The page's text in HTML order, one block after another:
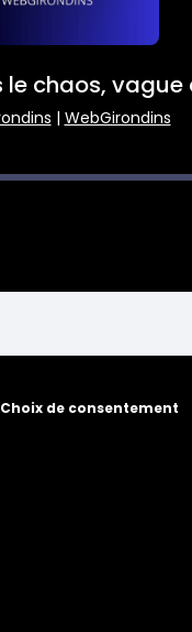
le chaos,
| WebGirondins
Choix de consentement